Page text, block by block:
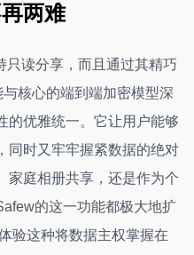
两难
只读分享，而且通过其精巧
与核心的端到端加密模型深
的优雅统一。它让用户能够
同时又牢牢握紧数据的绝对
家庭相册共享，还是作为个
的这一功能都极大地扩
验这种将数据主权掌握在